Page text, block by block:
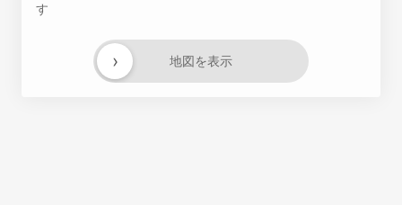
す
地図を表示
›